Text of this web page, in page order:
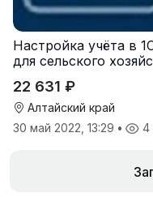
Настройка учёта в
для сельского
22 631 ₽
Алтайский край
30 май 2022, 13:29 • 4